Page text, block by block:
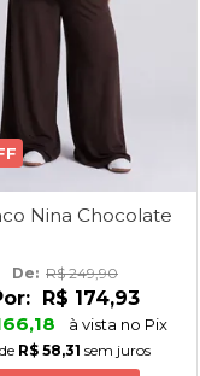
Nina Chocolate
De: R$ 249,90
R$ 174,93
à vista no Pix
de R$ 58,31 sem juros